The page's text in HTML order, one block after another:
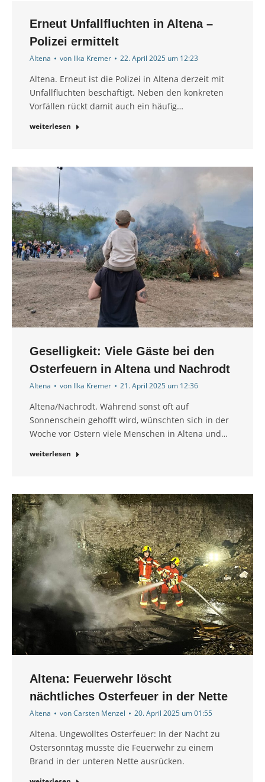
Erneut Unfallfluchten in Altena –
Polizei ermittelt
Altena von Ilka Kremer 22. April 2025 um 12:23
Altena. Erneut ist die Polizei in Altena derzeit mit
Unfallfluchten beschäftigt. Neben den konkreten
Vorfällen rückt damit auch ein häufig…
weiterlesen
Geselligkeit: Viele Gäste bei den
Osterfeuern in Altena und Nachrodt
Altena von Ilka Kremer 21. April 2025 um 12:36
Altena/Nachrodt. Während sonst oft auf
Sonnenschein gehofft wird, wünschten sich in der
Woche vor Ostern viele Menschen in Altena und…
weiterlesen
Altena: Feuerwehr löscht
nächtliches Osterfeuer in der Nette
Altena vonCarsten Menzel 20. April 2025 um 01:55
Altena. Ungewolltes Osterfeuer: In der Nacht zu
Ostersonntag musste die Feuerwehr zu einem
Brand in der unteren Nette ausrücken.